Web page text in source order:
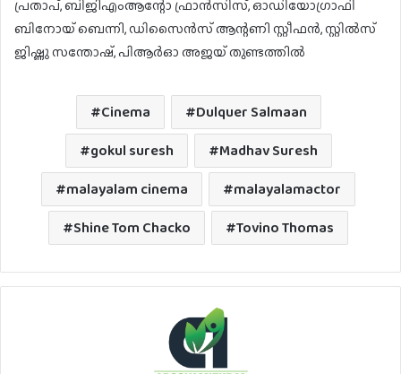
പ്രതാപ്, ബിജിഎംആന്റോ ഫ്രാൻസിസ്, ഓഡിയോഗ്രാഫി
ബിനോയ് ബെന്നി, ഡിസൈൻസ് ആന്റണി സ്റ്റീഫൻ, സ്റ്റിൽസ്
ജിഷ്ണു സന്തോഷ്, പിആർഓ അജയ് തുണ്ടത്തിൽ
Cinema
Dulquer Salmaan
gokul suresh
Madhav Suresh
malayalam cinema
malayalamactor
Shine Tom Chacko
Tovino Thomas